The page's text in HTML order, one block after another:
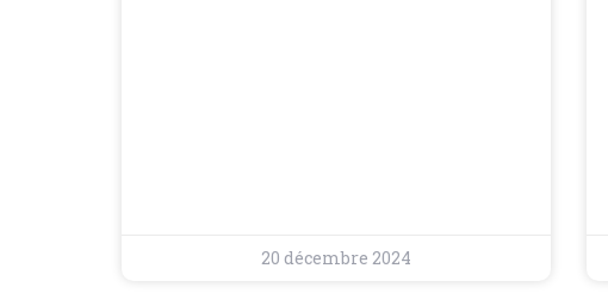
20 décembre 2024